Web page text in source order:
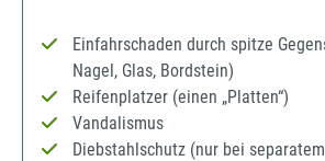
Einfahrschaden durch spitze
Nagel, Glas, Bordstein)
Reifenplatzer (einen „Platten“)
Vandalismus
Diebstahlschutz (nur bei